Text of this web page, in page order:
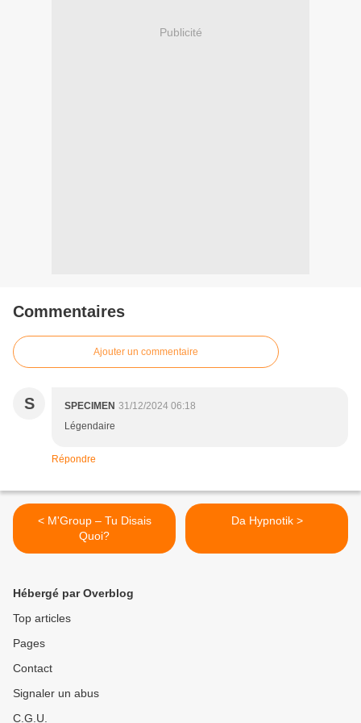
Publicité
Commentaires
Ajouter un commentaire
S SPECIMEN 31/12/2024 06:18
Légendaire
Répondre
< M'Group – Tu Disais
Quoi?
Da Hypnotik >
Hébergé par Overblog
Top articles
Pages
Contact
Signaler un abus
C.G.U.